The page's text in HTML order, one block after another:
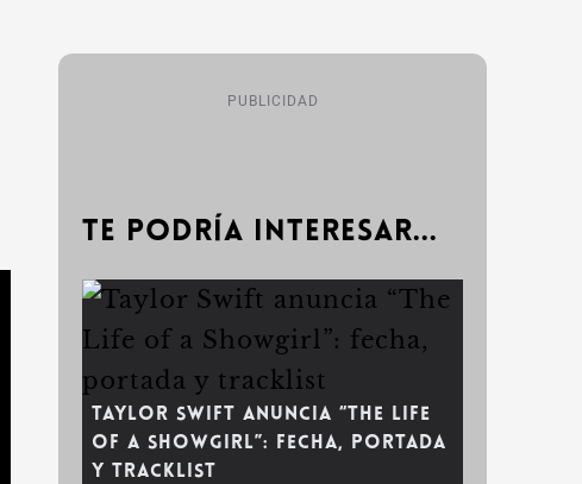
PUBLICIDAD
Te podría interesar...
Taylor Swift anuncia “The Life
of a Showgirl”: fecha, portada
y tracklist